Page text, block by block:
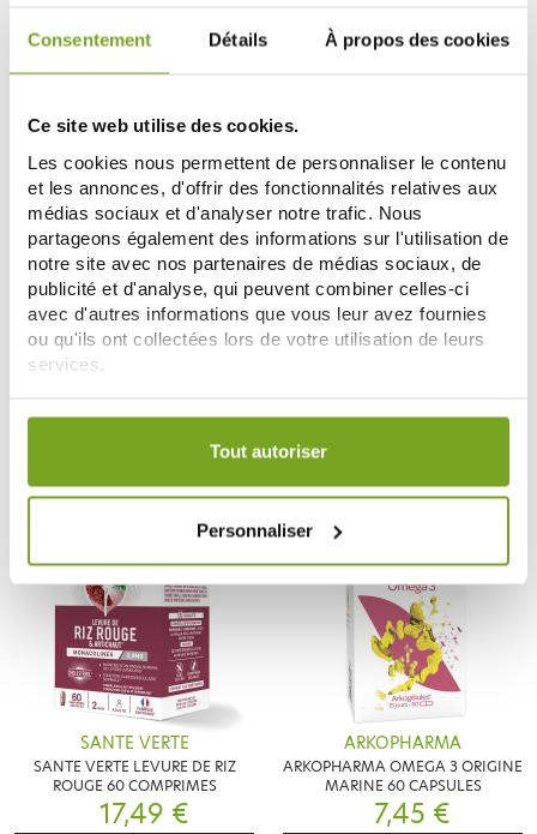
Consentement Détails À propos des cookies
Ce site web utilise des cookies.
Les cookies nous permettent de personnaliser le contenu
et les annonces, d'offrir des fonctionnalités relatives aux
médias sociaux et d'analyser notre trafic. Nous
partageons également des informations sur l'utilisation de
notre site avec nos partenaires de médias sociaux, de
publicité et d'analyse, qui peuvent combiner celles-ci
avec d'autres informations que vous leur avez fournies
ou qu'ils ont collectées lors de votre utilisation de leurs
services.
Votre choix de consentement est conservé pendant une
Tout autoriser
Personnaliser
OM3
OM3 HUILE FOIE DE MORUE+ VIT
A ET D 120 CAPSULES
MERCUROCHROME
SALVIA HUILE VEGETALE DE
SANTE VERTE
SANTE VERTE LEVURE DE RIZ
ROUGE 60 COMPRIMES
17,49 €
ARKOPHARMA
ARKOPHARMA OMEGA 3 ORIGINE
MARINE 60 CAPSULES
7,45 €